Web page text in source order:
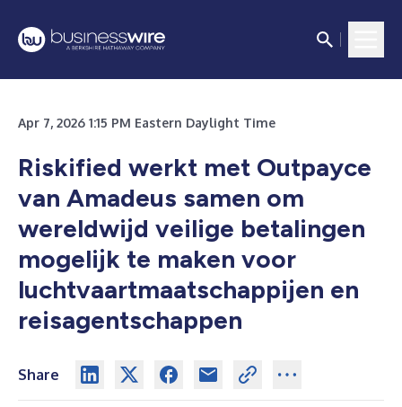
Apr 7, 2026 1:15 PM Eastern Daylight Time
Riskified werkt met Outpayce
van Amadeus samen om
wereldwijd veilige betalingen
mogelijk te maken voor
luchtvaartmaatschappijen en
reisagentschappen
Share